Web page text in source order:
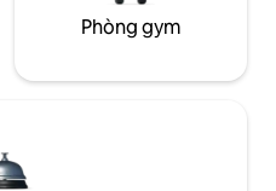
Phòng gym